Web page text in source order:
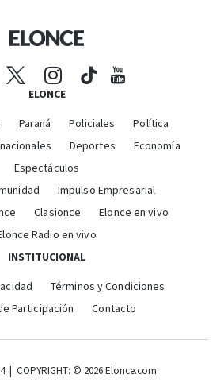
ELONCE
Paraná Policiales
Política
Deportes
Economía
Espectáculos
Impulso Empresarial
Clasionce
Elonce en vivo
Radio en vivo
INSTITUCIONAL
Términos y Condiciones
Participación
Contacto
| COPYRIGHT: © 2026 Elonce.com